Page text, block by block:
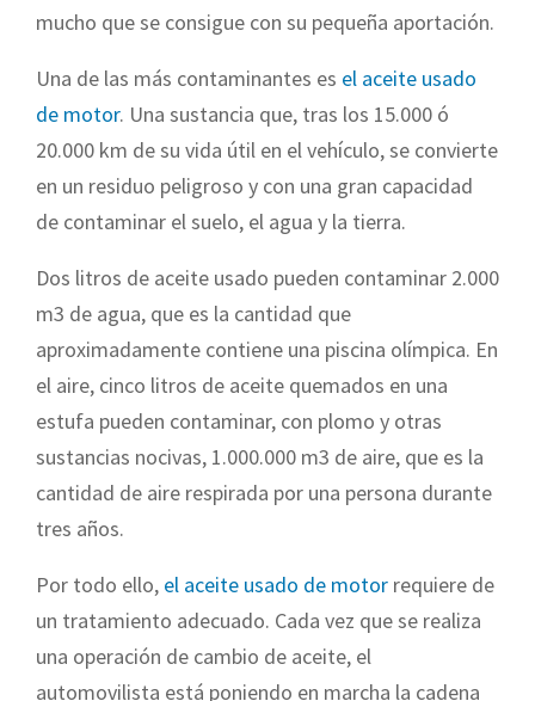
mucho que se consigue con su pequeña aportación.
Una de las más contaminantes es el aceite usado
de motor. Una sustancia que, tras los 15.000 ó
20.000 km de su vida útil en el vehículo, se convierte
en un residuo peligroso y con una gran capacidad
de contaminar el suelo, el agua y la tierra.
Dos litros de aceite usado pueden contaminar 2.000
m3 de agua, que es la cantidad que
aproximadamente contiene una piscina olímpica. En
el aire, cinco litros de aceite quemados en una
estufa pueden contaminar, con plomo y otras
sustancias nocivas, 1.000.000 m3 de aire, que es la
cantidad de aire respirada por una persona durante
tres años.
Por todo ello, el aceite usado de motor requiere de
un tratamiento adecuado. Cada vez que se realiza
una operación de cambio de aceite, el
automovilista está poniendo en marcha la cadena